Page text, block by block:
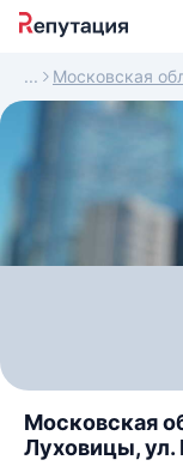
Московская
Московская
Луховицы, ул.